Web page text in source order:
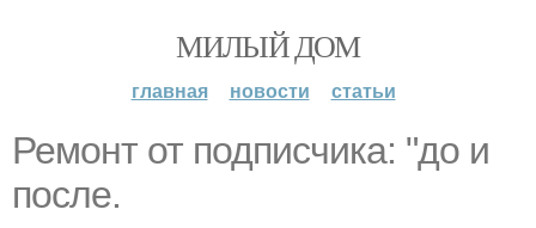
МИЛЫЙ ДОМ
главная новости статьи
Ремонт от подписчика: "до и
после.